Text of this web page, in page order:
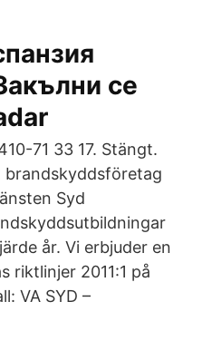
се
71 33 17. Stängt.
brandskyddsföretag
Syd
år. Vi erbjuder en
riktlinjer 2011:1 på
VA SYD –